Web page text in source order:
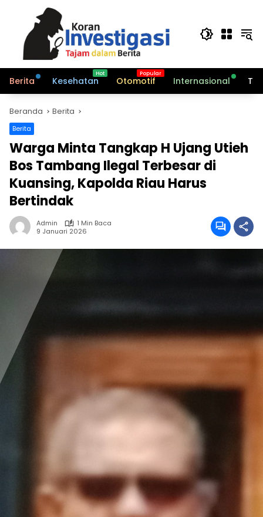
Berita Kesehatan Otomotif Internasional
Beranda Berita
Berita
Warga Minta Tangkap H Ujang Utieh
Bos Tambang Ilegal Terbesar di
Kuansing, Kapolda Riau Harus
Bertindak
Admin
1 Min Baca
9 Januari 2026